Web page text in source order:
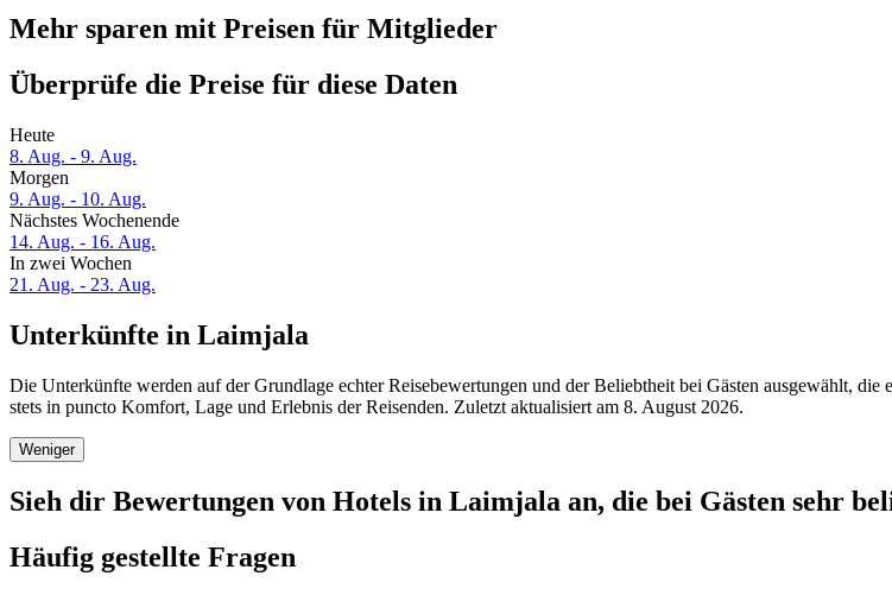
Mehr sparen mit Preisen für Mitglieder
Überprüfe die Preise für diese Daten
Heute
8. Aug. - 9. Aug.
Morgen
9. Aug. - 10. Aug.
Nächstes Wochenende
14. Aug. - 16. Aug.
In zwei Wochen
21. Aug. - 23. Aug.
Unterkünfte in Laimjala
Die Unterkünfte werden auf der Grundlage echter Reisebewertungen und der Beliebtheit bei Gästen ausgewählt,
stets in puncto Komfort, Lage und Erlebnis der Reisenden. Zuletzt aktualisiert am 8. August 2026.
Weniger
Sieh dir Bewertungen von Hotels in Laimjala an, die bei Gästen sehr
Häufig gestellte Fragen